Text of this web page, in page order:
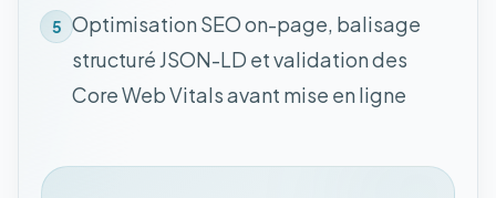
5 Optimisation SEO on-page, balisage
structuré JSON-LD et validation des
Core Web Vitals avant mise en ligne